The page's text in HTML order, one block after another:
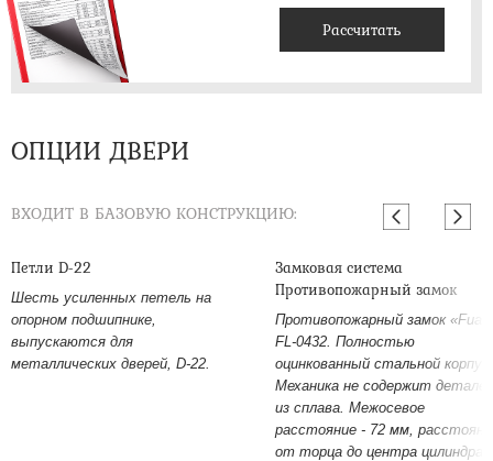
Рассчитать
ОПЦИИ ДВЕРИ
ВХОДИТ В БАЗОВУЮ КОНСТРУКЦИЮ:
Петли D-22
Шесть усиленных петель на
опорном подшипнике,
выпускаются для
металлических дверей, D-22.
Замковая система
Противопожарный замок
Противопожарный замок
FL-0432. Полностью
оцинкованный стальной корпус.
Механика не содержит деталей
из сплава. Межосевое
расстояние - 72 мм,
от торца до центра цилиндра -